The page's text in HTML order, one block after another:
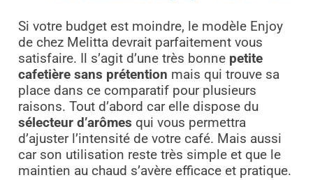
Si votre budget est moindre, le modèle Enjoy
de chez Melitta devrait parfaitement vous
satisfaire. Il s’agit d’une très bonne petite
cafetière sans prétention mais qui trouve sa
place dans ce comparatif pour plusieurs
raisons. Tout d’abord car elle dispose du
sélecteur d’arômes qui vous permettra
d’ajuster l’intensité de votre café. Mais aussi
car son utilisation reste très simple et que le
maintien au chaud s’avère efficace et pratique.